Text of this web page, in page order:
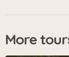
More